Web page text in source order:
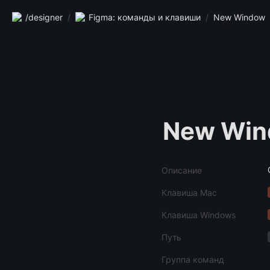
/designer / Figma: команды и клавиши / New Window
New
Описание
Клавиша Mac
Клавиша Windows
Путь
Группа команд